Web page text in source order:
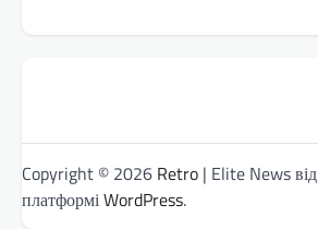
Copyright © 2026 Retro | Elite News від
платформіWordPress.